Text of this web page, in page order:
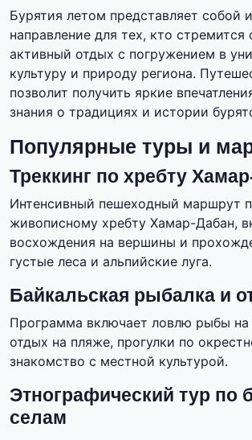
Бурятия летом представляет собой
направление для тех, кто стремится
активный отдых с погружением в
культуру и природу региона.
позволит получить яркие
знания о традициях и истории
Популярные туры и
Треккинг по хребту
Интенсивный пешеходный маршрут
живописному хребту Хамар-Дабан,
восхождения на вершины и
густые леса и альпийские луга.
Байкальская рыбалка и
Программа включает ловлю рыбы на
отдых на пляже, прогулки по
знакомство с местной культурой.
Этнографический тур по
селам